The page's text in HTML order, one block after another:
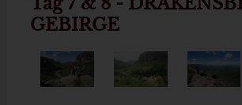
GEBIRGE